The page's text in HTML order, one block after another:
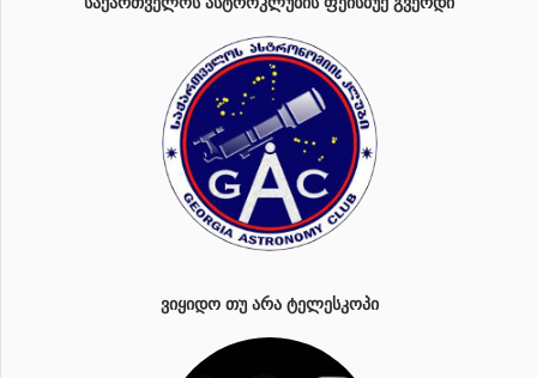
ᲕᲘᲧᲘᲓᲝ ᲗᲣ ᲐᲠᲐ ᲢᲔᲚᲔᲡᲙᲝᲞᲘ